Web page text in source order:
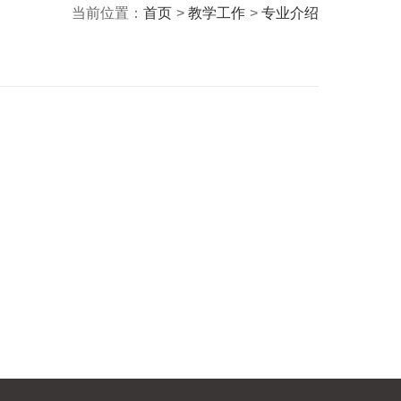
当前位置： 首页 > 教学工作 > 专业介绍